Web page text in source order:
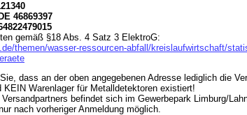
46869397
gemäß §18 Abs. 4 Satz 3 ElektroG:
themen/wasser-ressourcen-abfall/kreislaufwirtschaft/
dass an der oben angegebenen Adresse lediglich die
KEIN Warenlager für Metalldetektoren existiert!
befindet sich im Gewerbepark Limburg/
nach vorheriger Anmeldung möglich.